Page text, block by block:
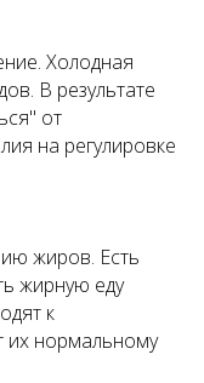
Холодная
В результате
от
на регулировке
жиров. Есть
жирную еду
к
их нормальному